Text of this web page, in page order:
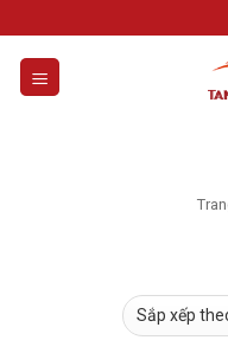
to
content